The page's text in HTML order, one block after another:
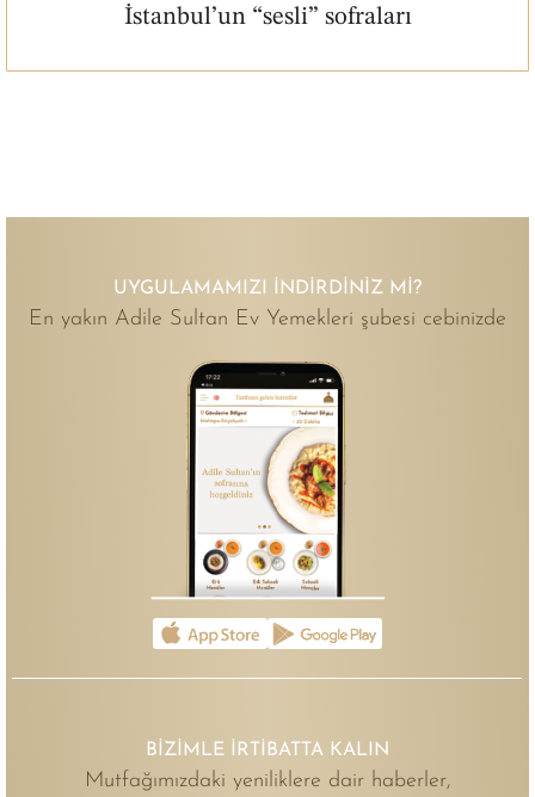
İstanbul’un “sesli” sofraları
UYGULAMAMIZI İNDIRDINIZ MI?
En yakın Adile Sultan Ev Yemekleri şubesi cebinizde
BİZİMLE İRTİBATTA KALIN
Mutfağımızdaki yeniliklere dair haberler,